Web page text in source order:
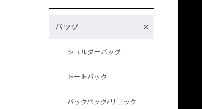
バッグ
ショルダーバッグ
トートバッグ
バックパック/リュック